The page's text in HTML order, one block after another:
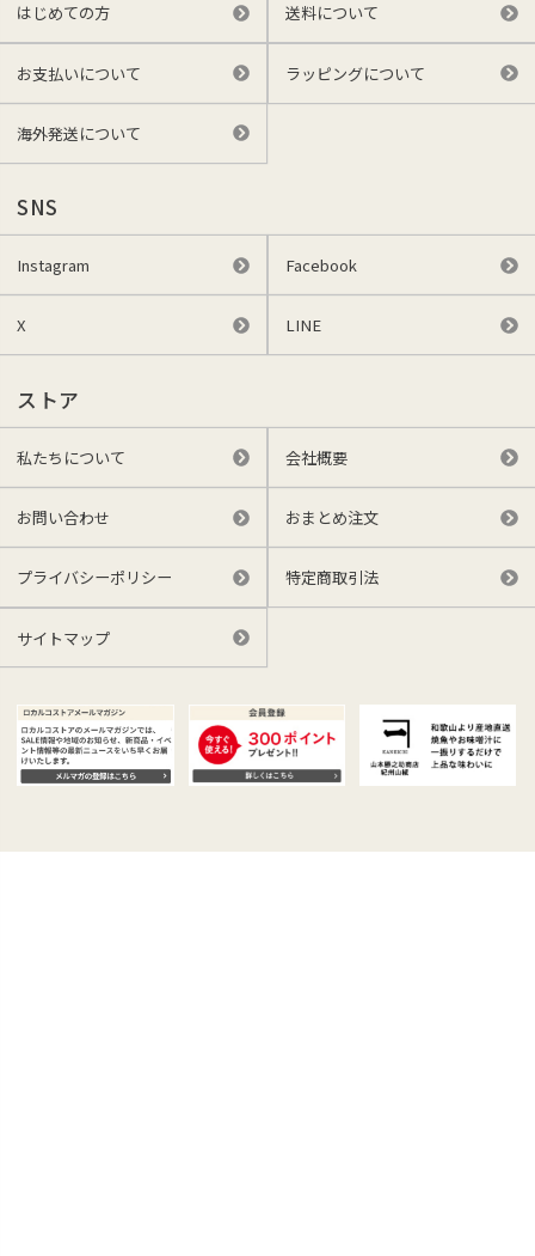
はじめての方 送料について
お支払いについて ラッピングについて
海外発送について
SNS
Instagram Facebook
X LINE
ストア
私たちについて 会社概要
お問い合わせ おまとめ注文
プライバシーポリシー 特定商取引法
サイトマップ